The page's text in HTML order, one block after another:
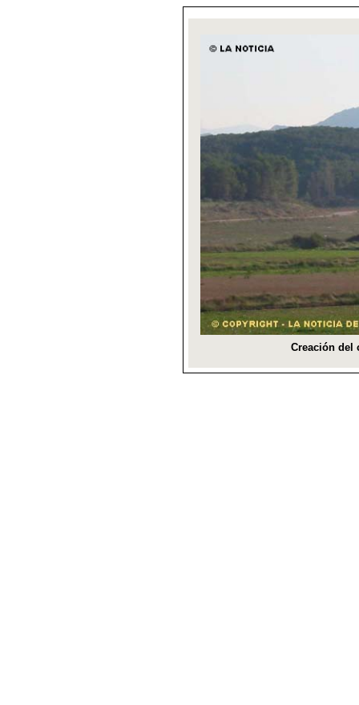
Creación del